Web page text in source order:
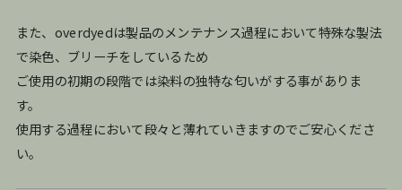
また、overdyedは製品のメンテナンス過程において特殊な製法
で染色、ブリーチをしているため
ご使用の初期の段階では染料の独特な匂いがする事がありま
す。
使用する過程において段々と薄れていきますのでご安心くださ
い。